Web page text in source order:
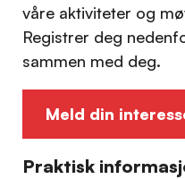
våre aktiviteter og
Registrer deg
sammen med deg.
Meld din
Praktisk